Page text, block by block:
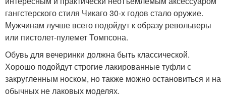
гангстерского стиля Чикаго 30-х годов стало оружие.
Мужчинам лучше всего подойдут к образу револьверы
или пистолет-пулемет Томпсона.
Обувь для вечеринки должна быть классической.
Хорошо подойдут строгие лакированные туфли с
закругленным носком, но также можно остановиться и на
обычных не лаковых моделях.